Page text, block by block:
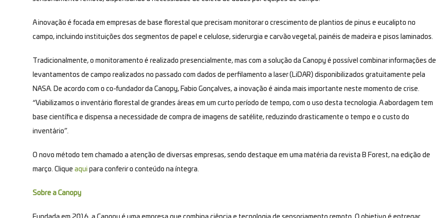
A inovação é focada em empresas de base florestal que precisam monitorar o crescimento de plantios de pinus e eucalipto no
campo, incluindo instituições dos segmentos de papel e celulose, siderurgia e carvão vegetal, painéis de madeira e pisos laminados.
Tradicionalmente, o monitoramento é realizado presencialmente, mas com a solução da Canopy é possível combinar informações de
levantamentos de campo realizados no passado com dados de perfilamento a laser (LiDAR) disponibilizados gratuitamente pela
NASA. De acordo com o co-fundador da Canopy, Fabio Gonçalves, a inovação é ainda mais importante neste momento de crise.
“Viabilizamos o inventário florestal de grandes áreas em um curto período de tempo, com o uso desta tecnologia. A abordagem tem
base científica e dispensa a necessidade de compra de imagens de satélite, reduzindo drasticamente o tempo e o custo do
inventário”.
O novo método tem chamado a atenção de diversas empresas, sendo destaque em uma matéria da revista B Forest, na edição de
março. Clique aqui para conferir o conteúdo na íntegra.
Sobre a Canopy